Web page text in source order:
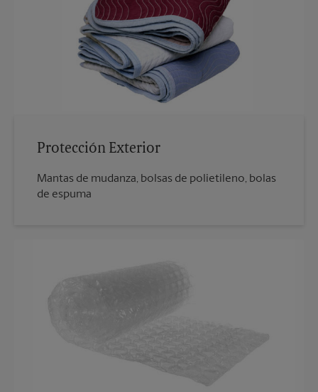
Protección Exterior
Mantas de mudanza, bolsas de polietileno, bolas
de espuma